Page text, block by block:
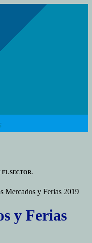
SECTOR.
Mercados y Ferias 2019
y Ferias